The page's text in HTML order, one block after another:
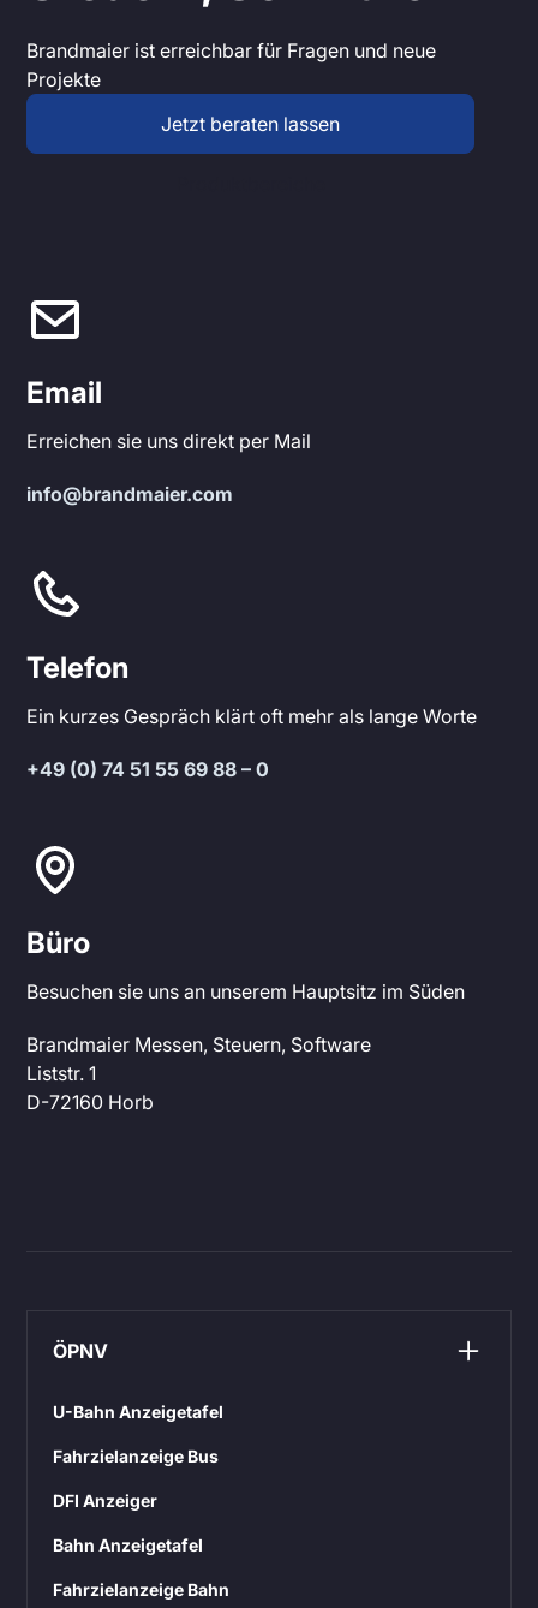
Brandmaier ist erreichbar für Fragen und neue
Projekte
Jetzt beraten lassen
Email
Erreichen sie uns direkt per Mail
info@brandmaier.com
Telefon
Ein kurzes Gespräch klärt oft mehr als lange Worte
+49 (0) 74 51 55 69 88 – 0
Büro
Besuchen sie uns an unserem Hauptsitz im Süden
Brandmaier Messen, Steuern, Software
Liststr. 1
D-72160 Horb
ÖPNV
U-Bahn Anzeigetafel
Fahrzielanzeige Bus
DFI Anzeiger
Bahn Anzeigetafel
Fahrzielanzeige Bahn